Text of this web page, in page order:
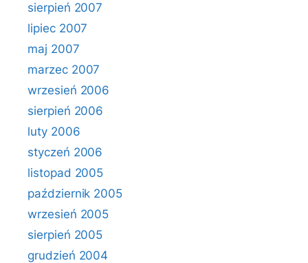
sierpień 2007
lipiec 2007
maj 2007
marzec 2007
wrzesień 2006
sierpień 2006
luty 2006
styczeń 2006
listopad 2005
październik 2005
wrzesień 2005
sierpień 2005
grudzień 2004